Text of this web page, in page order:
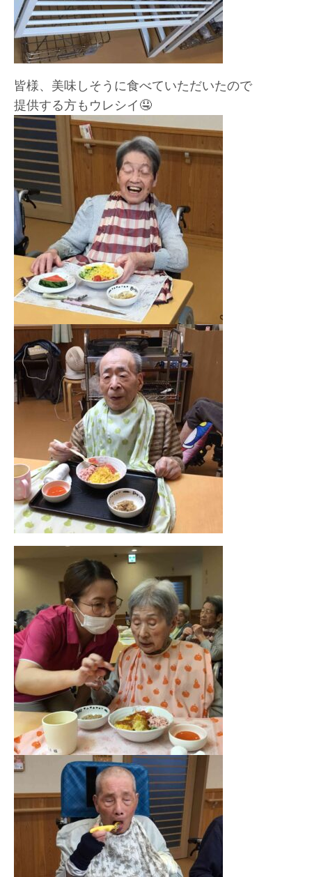
皆様、美味しそうに食べていただいたので
提供する方もウレシイ🤤